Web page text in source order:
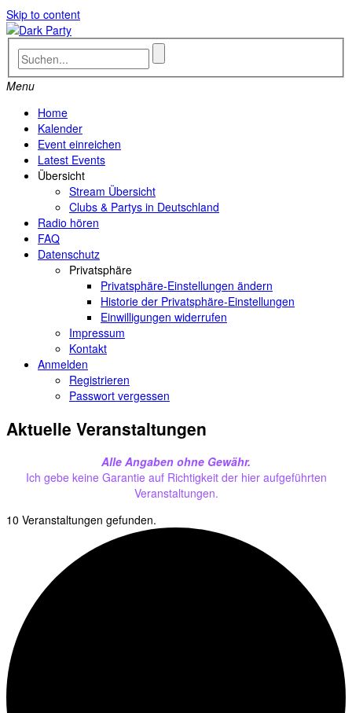
Skip to content
Menu
Home
Kalender
Event einreichen
Latest Events
Übersicht
Stream Übersicht
Clubs & Partys in Deutschland
Radio hören
FAQ
Datenschutz
Privatsphäre
Privatsphäre-Einstellungen ändern
Historie der Privatsphäre-Einstellungen
Einwilligungen widerrufen
Impressum
Kontakt
Anmelden
Registrieren
Passwort vergessen
Aktuelle Veranstaltungen
Alle Angaben ohne Gewähr.
Ich gebe keine Garantie auf Richtigkeit der hier aufgeführten
Veranstaltungen.
10 Veranstaltungen gefunden.